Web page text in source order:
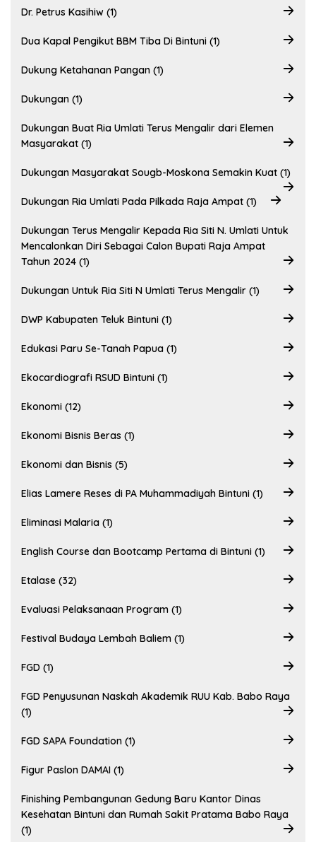
Dr. Petrus Kasihiw (1)
Dua Kapal Pengikut BBM Tiba Di Bintuni (1)
Dukung Ketahanan Pangan (1)
Dukungan (1)
Dukungan Buat Ria Umlati Terus Mengalir dari Elemen
Masyarakat (1)
Dukungan Masyarakat Sougb-Moskona Semakin Kuat (1)
Dukungan Ria Umlati Pada Pilkada Raja Ampat (1)
Dukungan Terus Mengalir Kepada Ria Siti N. Umlati Untuk
Mencalonkan Diri Sebagai Calon Bupati Raja Ampat
Tahun 2024 (1)
Dukungan Untuk Ria Siti N Umlati Terus Mengalir (1)
DWP Kabupaten Teluk Bintuni (1)
Edukasi Paru Se-Tanah Papua (1)
Ekocardiografi RSUD Bintuni (1)
Ekonomi (12)
Ekonomi Bisnis Beras (1)
Ekonomi dan Bisnis (5)
Elias Lamere Reses di PA Muhammadiyah Bintuni (1)
Eliminasi Malaria (1)
English Course dan Bootcamp Pertama di Bintuni (1)
Etalase (32)
Evaluasi Pelaksanaan Program (1)
Festival Budaya Lembah Baliem (1)
FGD (1)
FGD Penyusunan Naskah Akademik RUU Kab. Babo Raya
(1)
FGD SAPA Foundation (1)
Figur Paslon DAMAI (1)
Finishing Pembangunan Gedung Baru Kantor Dinas
Kesehatan Bintuni dan Rumah Sakit Pratama Babo Raya
(1)